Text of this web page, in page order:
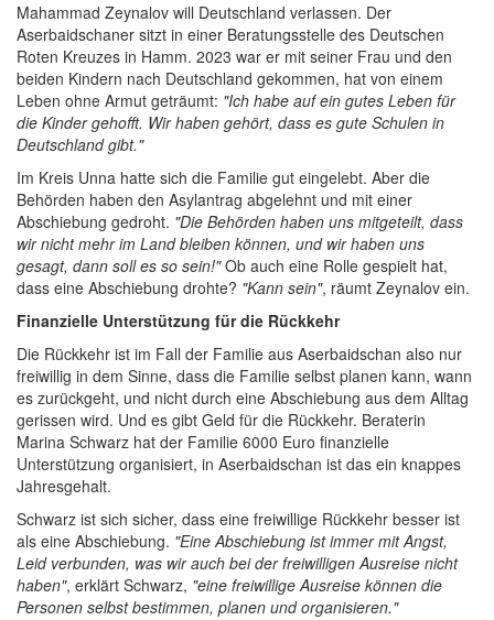
Mahammad Zeynalov will Deutschland verlassen. Der
Aserbaidschaner sitzt in einer Beratungsstelle des Deutschen
Roten Kreuzes in Hamm. 2023 war er mit seiner Frau und den
beiden Kindern nach Deutschland gekommen, hat von einem
Leben ohne Armut geträumt: "Ich habe auf ein gutes Leben für
die Kinder gehofft. Wir haben gehört, dass es gute Schulen in
Deutschland gibt."
Im Kreis Unna hatte sich die Familie gut eingelebt. Aber die
Behörden haben den Asylantrag abgelehnt und mit einer
Abschiebung gedroht. "Die Behörden haben uns mitgeteilt, dass
wir nicht mehr im Land bleiben können, und wir haben uns
gesagt, dann soll es so sein!"Ob auch eine Rolle gespielt hat,
dass eine Abschiebung drohte? "Kann sein", räumt Zeynalov ein.
Finanzielle Unterstützung für die Rückkehr
Die Rückkehr ist im Fall der Familie aus Aserbaidschan also nur
freiwillig in dem Sinne, dass die Familie selbst planen kann, wann
es zurückgeht, und nicht durch eine Abschiebung aus dem Alltag
gerissen wird. Und es gibt Geld für die Rückkehr. Beraterin
Marina Schwarz hat der Familie 6000 Euro finanzielle
Unterstützung organisiert, in Aserbaidschan ist das ein knappes
Jahresgehalt.
Schwarz ist sich sicher, dass eine freiwillige Rückkehr besser ist
als eine Abschiebung. "Eine Abschiebung ist immer mit Angst,
Leid verbunden, was wir auch bei der freiwilligen Ausreise nicht
haben", erklärt Schwarz, "eine freiwillige Ausreise können die
Personen selbst bestimmen, planen und organisieren."